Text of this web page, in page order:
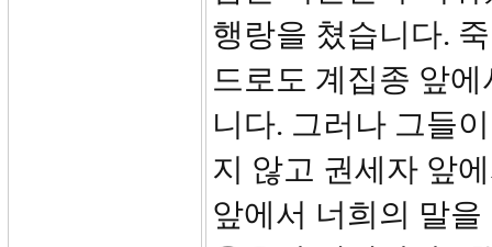
행랑을 쳤습니다.
드로도 계집종 앞
니다. 그러나 그들
지 않고 권세자 앞
앞에서 너희의 말